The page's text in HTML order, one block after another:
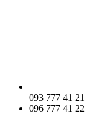
093 777 41 21
096 777 41 22